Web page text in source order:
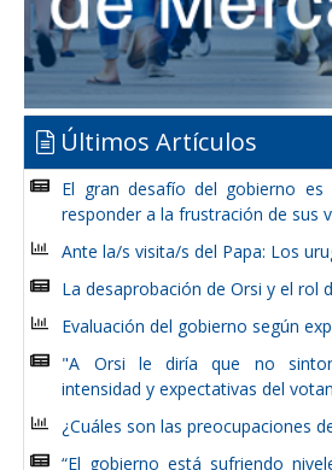
Últimos Artículos
El gran desafío del gobierno
responder a la frustración de sus
Ante la/s visita/s del Papa: Los
La desaprobación de Orsi y el rol
Evaluación del gobierno según
"A Orsi le diría que no
intensidad y expectativas del
¿Cuáles son las preocupaciones
“El gobierno está sufriendo